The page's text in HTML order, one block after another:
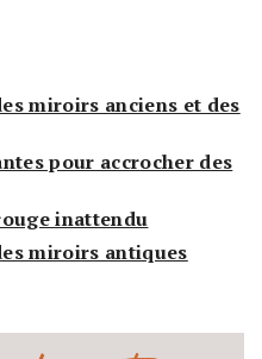
miroirs anciens et des
pour accrocher des
inattendu
miroirs antiques